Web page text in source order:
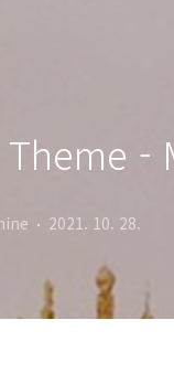
Theme -
2021. 10. 28.